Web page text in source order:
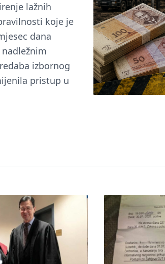
lažnih
koje je
dana
izbornog
pristup u